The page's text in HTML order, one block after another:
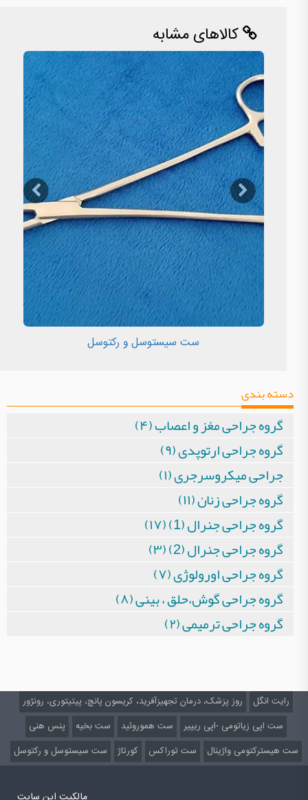
کالاهای مشابه
ست سیستوسل و رکتوسل
دسته بندی
گروه جراحی مغز و اعصاب (۴)
گروه جراحی ارتوپدی (۹)
جراحی میکروسرجری (۱)
گروه جراحی زنان (۱۱)
گروه جراحی جنرال (1) (۱۷)
گروه جراحی جنرال (2) (۳)
گروه جراحی اورولوژی (۷)
گروه جراحی گوش،حلق ، بینی (۸)
گروه جراحی ترمیمی (۲)
رایت انگل
روز پزشک، درمان تجهیزآفرید، کریسون پانچ، پیتیتوری، رونژور
ست اپی زیاتومی -اپی ریپیر
ست هموروئید ست بخیه
پنس هنی
ست هیسترکتومی واژینال
ست توراکس کورتاژ ست سیستوسل و رکتوسل